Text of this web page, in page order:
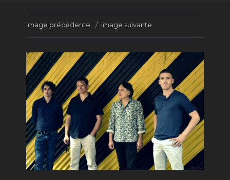
Image précédente Image suivante